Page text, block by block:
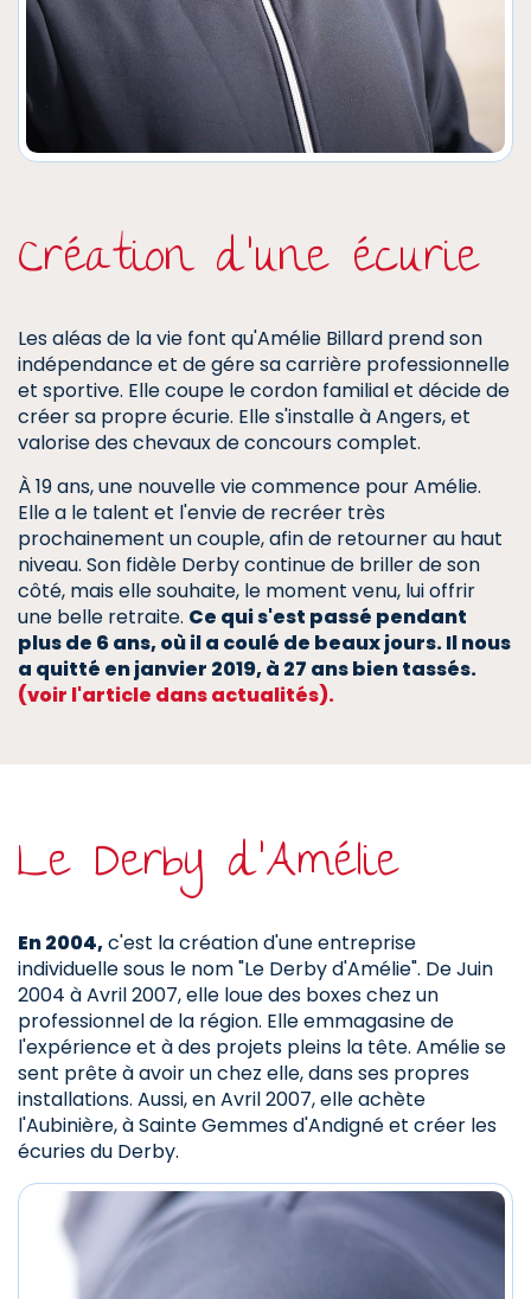
Création d'une écurie
Les aléas de la vie font qu'Amélie Billard prend son
indépendance et de gére sa carrière professionnelle
et sportive. Elle coupe le cordon familial et décide de
créer sa propre écurie. Elle s'installe à Angers, et
valorise des chevaux de concours complet.
À 19 ans, une nouvelle vie commence pour Amélie.
Elle a le talent et l'envie de recréer très
prochainement un couple, afin de retourner au haut
niveau. Son fidèle Derby continue de briller de son
côté, mais elle souhaite, le moment venu, lui offrir
une belle retraite. Ce qui s'est passé pendant
plus de 6 ans, où il a coulé de beaux jours. Il nous
a quitté en janvier 2019, à 27 ans bien tassés.
(voir l'article dans actualités).
Le Derby d'Amélie
En 2004,c'est la création d'une entreprise
individuelle sous le nom "Le Derby d'Amélie". De Juin
2004 à Avril 2007, elle loue des boxes chez un
professionnel de la région. Elle emmagasine de
l'expérience et à des projets pleins la tête. Amélie se
sent prête à avoir un chez elle, dans ses propres
installations. Aussi, en Avril 2007, elle achète
l'Aubinière, à Sainte Gemmes d'Andigné et créer les
écuries du Derby.